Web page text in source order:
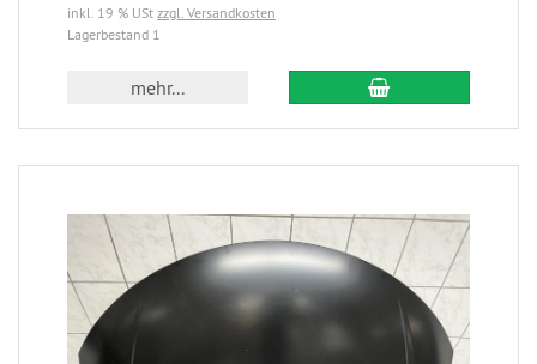
inkl. 19 % USt zzgl. Versandkosten
Lagerbestand 1
mehr...